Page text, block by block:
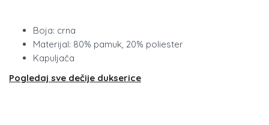
Boja: crna
Materijal: 80% pamuk, 20% poliester
Kapuljača
Pogledaj sve dečije dukserice